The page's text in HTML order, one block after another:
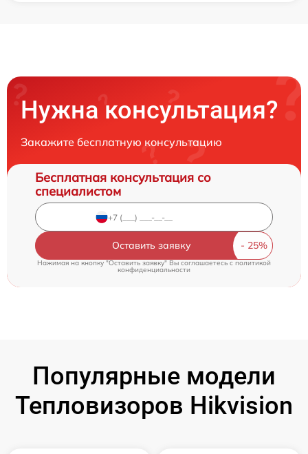
Нужна консультация?
Закажите бесплатную консультацию
Бесплатная консультация со
специалистом
Оставить заявку
Нажимая на кнопку "Оставить заявку" Вы соглашаетесь cполитикой
конфиденциальности
Популярные модели
Тепловизоров Hikvision